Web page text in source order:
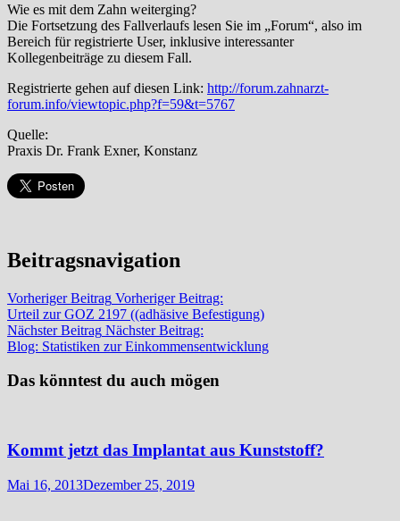
Wie es mit dem Zahn weiterging?
Die Fortsetzung des Fallverlaufs lesen Sie im „Forum“, also im
Bereich für registrierte User, inklusive interessanter
Kollegenbeiträge zu diesem Fall.
Registrierte gehen auf diesen Link: http://forum.zahnarzt-
forum.info/viewtopic.php?f=59&t=5767
Quelle:
Praxis Dr. Frank Exner, Konstanz
Beitragsnavigation
Vorheriger Beitrag Vorheriger Beitrag:
Urteil zur GOZ 2197 ((adhäsive Befestigung)
Nächster Beitrag Nächster Beitrag:
Blog: Statistiken zur Einkommensentwicklung
Das könntest du auch mögen
Kommt jetzt das Implantat aus Kunststoff?
Mai 16, 2013Dezember 25, 2019